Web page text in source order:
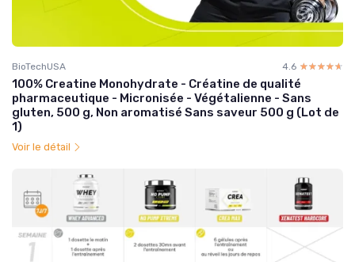
BioTechUSA 4.6 ☆☆☆☆☆
★★★★★
100% Creatine Monohydrate - Créatine de qualité
pharmaceutique - Micronisée - Végétalienne - Sans
gluten, 500 g, Non aromatisé Sans saveur 500 g (Lot de
1)
Voir le détail